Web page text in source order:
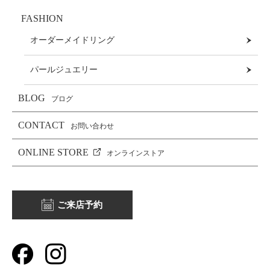
FASHION
オーダーメイドリング
パールジュエリー
BLOG ブログ
CONTACT お問い合わせ
ONLINE STORE オンラインストア
ご来店予約